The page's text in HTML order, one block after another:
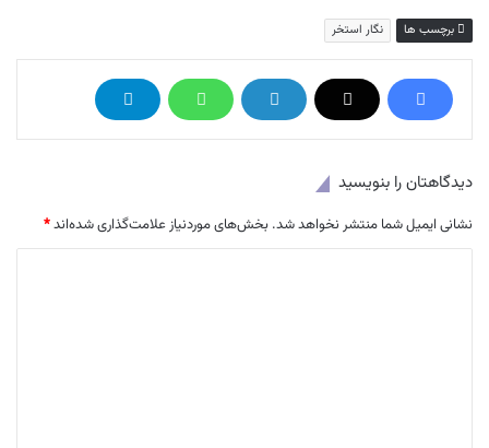
برچسب ها نگار استخر
دیدگاهتان را بنویسید
نشانی ایمیل شما منتشر نخواهد شد. بخش‌های موردنیاز علامت‌گذاری شده‌اند*